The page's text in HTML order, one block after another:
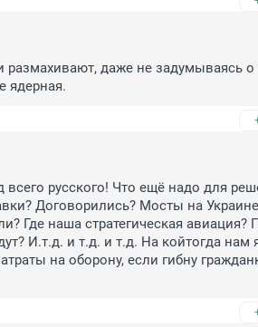
даже не задумываясь о
ядерная.
русского! Что ещё надо для
Договорились? Мосты на
Где наша стратегическая авиация?
И.т.д. и т.д. и т.д. На койтогда нам
на оборону, если гибну